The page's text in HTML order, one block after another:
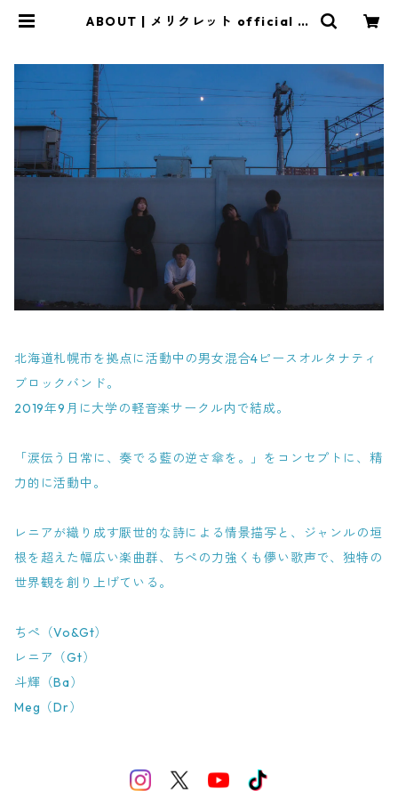
ABOUT | メリクレット official st
北海道札幌市を拠点に活動中の男女混合4ピースオルタナティ
ブロックバンド。
2019年9月に大学の軽音楽サークル内で結成。
「涙伝う日常に、奏でる藍の逆さ傘を。」をコンセプトに、精
力的に活動中。
レニアが織り成す厭世的な詩による情景描写と、ジャンルの垣
根を超えた幅広い楽曲群、ちぺの力強くも儚い歌声で、独特の
世界観を創り上げている。
ちぺ（Vo&Gt）
レニア（Gt）
斗輝（Ba）
Meg（Dr）